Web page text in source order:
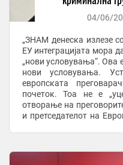
04/06/
„ЗНАМ денеска излезе
ЕУ интеграцијата мора
„нови условувања“. Ова
нови условувања.
европската
почеток. Тоа не е
отворање на
и претседателот на